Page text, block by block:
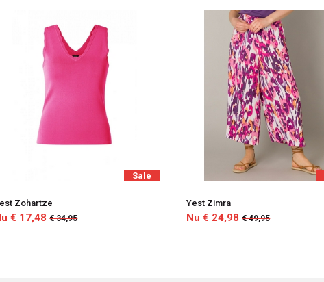
Sale
Zohartze
€ 17,48 € 34,95
Yest Zimra
Nu € 24,98 € 49,95